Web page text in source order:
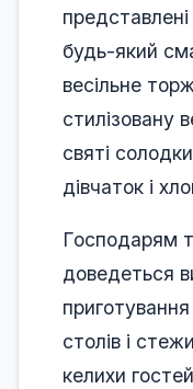
представлені
будь-який
весільне
стилізовану
святі
дівчаток і
Господарям
доведеться
столів і
келихи